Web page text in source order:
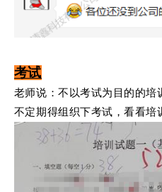
考试
老师说：不以考试为目的的培
不定期得组织下考试，看看培